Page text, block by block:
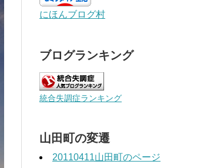
にほんブログ村
ブログランキング
統合失調症ランキング
山田町の変遷
20110411山田町のページ